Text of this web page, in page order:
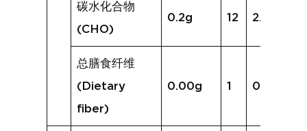
碳水化合物
(CHO)
0.2g 12 2.9g
总膳食纤维
(Dietary
fiber)
0.00g 1 0.0g